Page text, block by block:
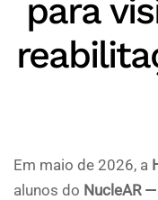
para
Em maio de 2026, a
alunos do NucleAR